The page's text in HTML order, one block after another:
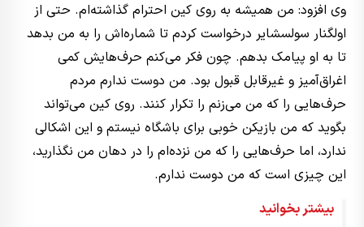
وی افزود: من همیشه به روی کین احترام گذاشته‌ام. حتی از
اولگنار سولسشایر درخواست کردم تا شماره‌‌اش را به من بدهد
تا به او پیامک بدهم. چون فکر می‌کنم حرف‌هایش کمی
اغراق‌آمیز و غیرقابل قبول بود. من دوست ندارم مردم
حرف‌هایی را که من می‌زنم را تکرار کنند. روی کین می‌تواند
بگوید که من بازیکن خوبی برای باشگاه نیستم و این اشکالی
ندارد، اما حرف‌هایی را که من نزده‌ام را در دهان من نگذارید،
این چیزی است که من دوست ندارم.
بیشتر بخوانید